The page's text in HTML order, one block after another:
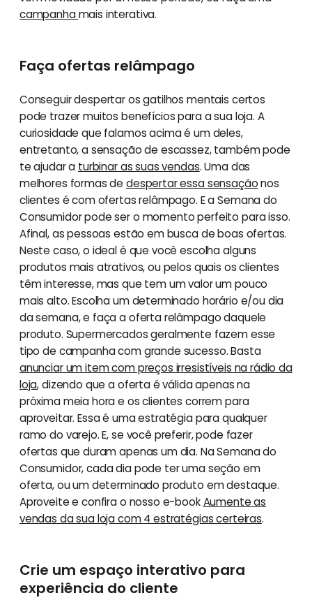
campanhamais interativa.
Faça ofertas relâmpago
Conseguir despertar os gatilhos mentais certos
pode trazer muitos benefícios para a sua loja. A
curiosidade que falamos acima é um deles,
entretanto, a sensação de escassez, também pode
te ajudar a turbinar as suas vendas. Uma das
melhores formas de despertar essa sensaçãonos
clientes é com ofertas relâmpago. E a Semana do
Consumidor pode ser o momento perfeito para isso.
Afinal, as pessoas estão em busca de boas ofertas.
Neste caso, o ideal é que você escolha alguns
produtos mais atrativos, ou pelos quais os clientes
têm interesse, mas que tem um valor um pouco
mais alto. Escolha um determinado horário e/ou dia
da semana, e faça a oferta relâmpago daquele
produto. Supermercados geralmente fazem esse
tipo de campanha com grande sucesso. Basta
anunciar um item com preços irresistíveis na rádio da
loja, dizendo que a oferta é válida apenas na
próxima meia hora e os clientes correm para
aproveitar. Essa é uma estratégia para qualquer
ramo do varejo. E, se você preferir, pode fazer
ofertas que duram apenas um dia. Na Semana do
Consumidor, cada dia pode ter uma seção em
oferta, ou um determinado produto em destaque.
Aproveite e confira o nosso e-bookAumente as
vendas da sua loja com 4 estratégias certeiras.
Crie um espaço interativo para
experiência do cliente